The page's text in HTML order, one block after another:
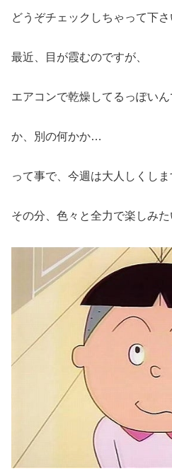
どうぞチェックしちゃって下さ
最近、目が霞むのですが、
エアコンで乾燥してるっぽいん
か、別の何かか…
って事で、今週は大人しくしま
その分、色々と全力で楽しみた